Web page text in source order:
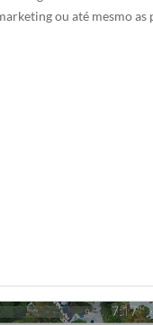
ou até mesmo as